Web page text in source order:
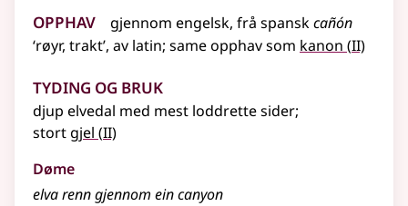
Opphav gjennom engelsk, frå spanskcañón
‘røyr, trakt’, av latin; same opphav som kanon (2
II)
Tyding og bruk
djup elvedal med mest loddrette sider;
stort gjel (2
II)
Døme
elva renn gjennom ein canyon